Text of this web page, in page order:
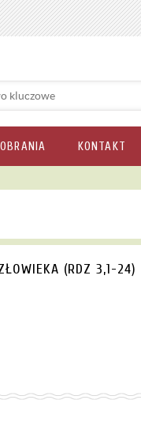
KONTAKT
(RDZ 3,1-24)